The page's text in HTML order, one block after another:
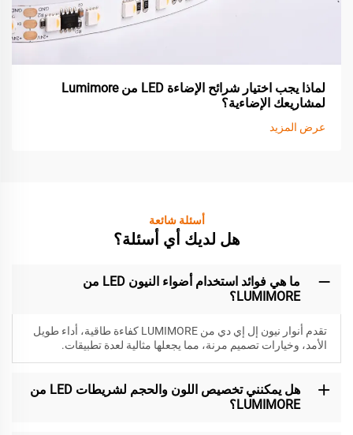
لماذا يجب اختيار شرائح الإضاءة LED من Lumimore
لمشاريعك الإضاءية؟
عرض المزيد
أسئلة شائعة
هل لديك أي أسئلة؟
ما هي فوائد استخدام أضواء النيون LED من
LUMIMORE؟
تقدم أنوار نيون إل إي دي من LUMIMORE كفاءة طاقية، أداء طويل
الأمد، وخيارات تصميم مرنة، مما يجعلها مثالية لعدة تطبيقات.
هل يمكنني تخصيص اللون والحجم لشريطات LED من
LUMIMORE؟